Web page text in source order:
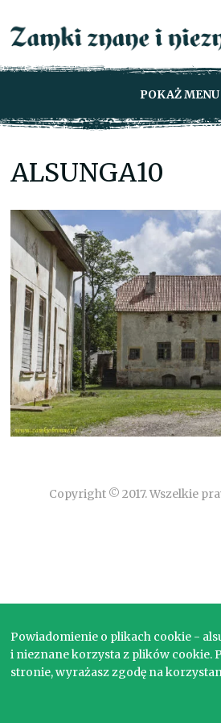
POKAŻ MENU
ALSUNGA10
Copyright © 2017. Wszelkie
Powiadomienie o plikach cookie -
i nieznane korzysta z plików cookie.
stronie, wyrażasz zgodę na